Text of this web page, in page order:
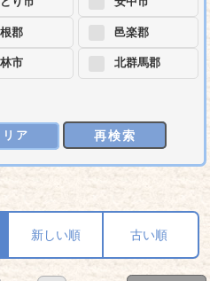
郡
市
邑楽郡
北群馬郡
リア 再検索
新しい順 古い順